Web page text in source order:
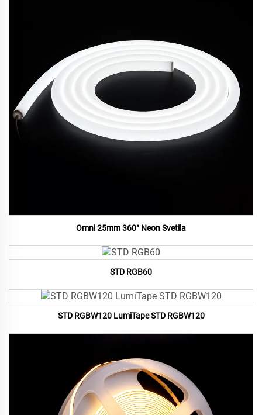
Omni 25mm 360° Neon Svetila
STD RGB60
STD RGBW120 LumiTape STD RGBW120